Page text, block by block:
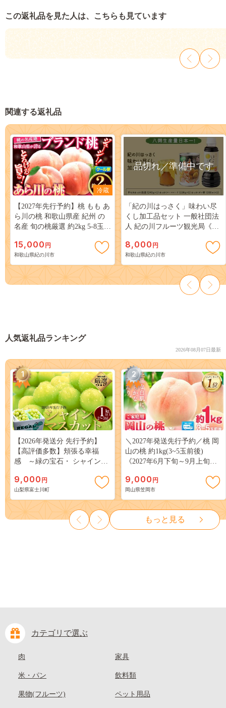
この返礼品を見た人は、こちらも見ています
関連する返礼品
冷蔵
【2027年先行予約】桃 もも あ
ら川の桃 和歌山県産 紀州 の
名産 旬の桃厳選 約2kg 5-8玉入
出荷》 果物 フルーツ お取り
寄せ 和歌山 予約 あかつき 紀
の川 あらかわ 白鳳 日川白鳳
八旗白鳳 清水白桃 川中島白桃
つきあかり---
15,000 円
和歌山県紀の川市
品切れ／準備中です
「紀の川はっさく」味わい尽
くし加工品セット 一般社団法
人 紀の川フルーツ観光局《90
く)》 和歌山県 紀の川市---
wsk_frkanaji_90d_22_8000_3p--
-
8,000 円
和歌山県紀の川市
人気返礼品ランキング
2026年08月07日最新
1
【2026年発送分 先行予約】
【高評価多数】頬張る幸福
感 ～緑の宝石・ シャインマ
３房） フルーツ 山梨県産 果
物 くだもの シャイン マスカ
ット ぶどう ブドウ 葡萄 大粒
種なし 先行予約 富士川町
10000円 一万円 9000円 九千円
9,000 円
山梨県富士川町
2
＼2027年発送先行予約／桃 岡
山の桃 約1kg(3~5玉前後)
《2027年6月下旬～9月上旬頃
岡山 はくとう スイーツ フル
ーツ 果物 デザート 旬 モモ も
も 先行予約 送料無料 果物 岡
山県 笠岡市 清水白桃 白鳳 白
麗 クール便---
kasaoka_zsy_419_100---
9,000 円
岡山県笠岡市
もっと見る
カテゴリで選ぶ
肉
米・パン
果物(フルーツ)
家具
飲料類
ペット用品